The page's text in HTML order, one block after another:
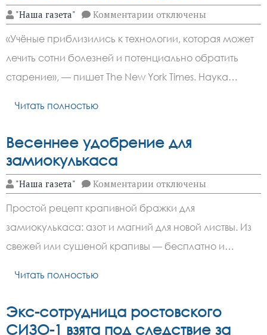
"Наша газета" Комментарии к
записи
близки
к
омоложению
клеток
и
отключены
«Учёные приблизились к технологии, которая может
лечить сотни болезней и потенциально обратить
старение», — пишет The New York Times. Наука…
Читать полностью
Весеннее удобрение для
замиокулькаса
"Наша газета" Комментарии к
записи
удобрение
для
замиокулькаса
отключены
Простой рецепт крапивной бражки для
замиокулькаса: азот и магний для новой листвы. Из
свежей или сушеной крапивы — бесплатно и…
Читать полностью
Экс-сотрудница ростовского
СИЗО-1 взята под следствие за